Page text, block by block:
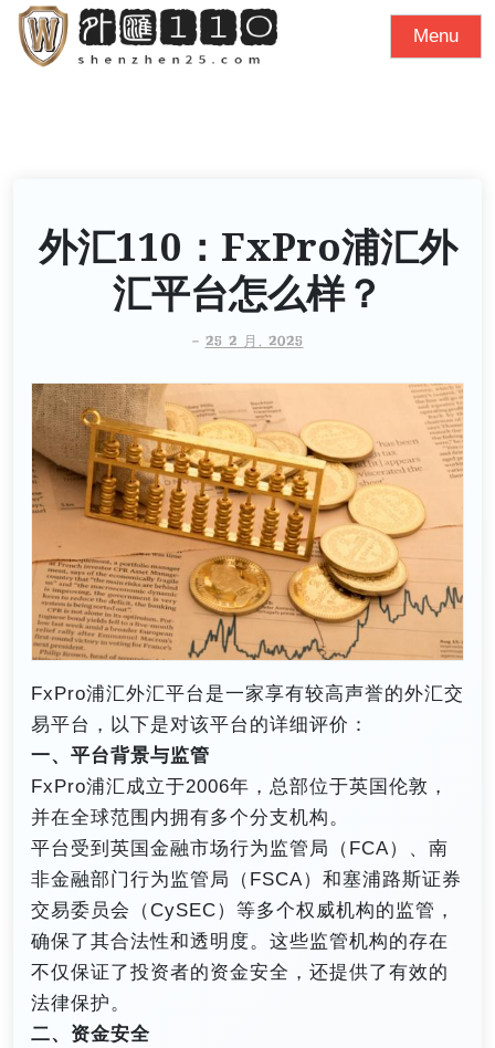
Menu
外汇110：FxPro浦汇外
汇平台怎么样？
- 25 2 月, 2025
FxPro浦汇外汇平台是一家享有较高声誉的外汇交
易平台，以下是对该平台的详细评价：
一、平台背景与监管
FxPro浦汇成立于2006年，总部位于英国伦敦，
并在全球范围内拥有多个分支机构。
平台受到英国金融市场行为监管局（FCA）、南
非金融部门行为监管局（FSCA）和塞浦路斯证券
交易委员会（CySEC）等多个权威机构的监管，
确保了其合法性和透明度。这些监管机构的存在
不仅保证了投资者的资金安全，还提供了有效的
法律保护。
二、资金安全